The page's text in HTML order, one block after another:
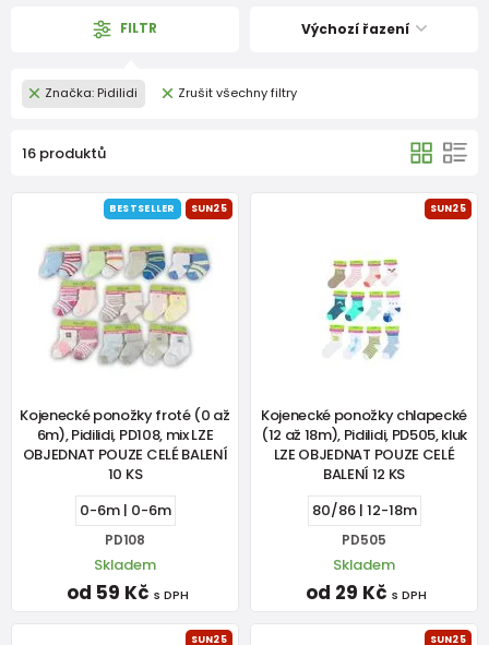
FILTR Výchozí řazení
Značka: Pidilidi Zrušit všechny filtry
16 produktů
BESTSELLER SUN25
Kojenecké ponožky froté (0 až
6m), Pidilidi, PD108, mix LZE
OBJEDNAT POUZE CELÉ BALENÍ
10 KS
0-6m | 0-6m
PD108
Skladem
od 59 Kč s DPH
SUN25
Kojenecké ponožky chlapecké
(12 až 18m), Pidilidi, PD505, kluk
LZE OBJEDNAT POUZE CELÉ
BALENÍ 12 KS
80/86 | 12-18m
PD505
Skladem
od 29 Kč s DPH
SUN25 SUN25